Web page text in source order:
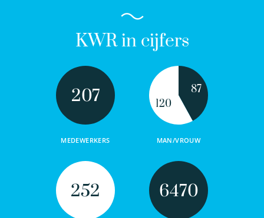
KWR in cijfers
207
MEDEWERKERS
87
120
MAN/VROUW
252 6470